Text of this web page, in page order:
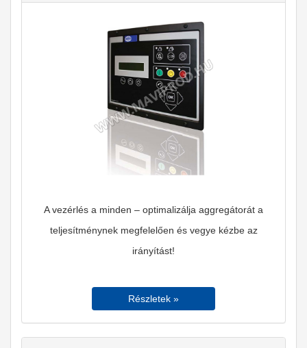
A vezérlés a minden – optimalizálja aggregátorát a
teljesítménynek megfelelően és vegye kézbe az
irányítást!
Részletek »